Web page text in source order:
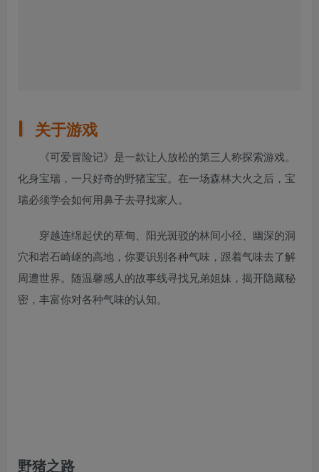
关于游戏
《可爱冒险记》是一款让人放松的第三人称探索游戏。
化身宝瑞，一只好奇的野猪宝宝。在一场森林大火之后，宝
瑞必须学会如何用鼻子去寻找家人。
穿越连绵起伏的草甸、阳光斑驳的林间小径、幽深的洞
穴和岩石崎岖的高地，你要识别各种气味，跟着气味去了解
周遭世界。随温馨感人的故事线寻找兄弟姐妹，揭开隐藏秘
密，丰富你对各种气味的认知。
野猪之路